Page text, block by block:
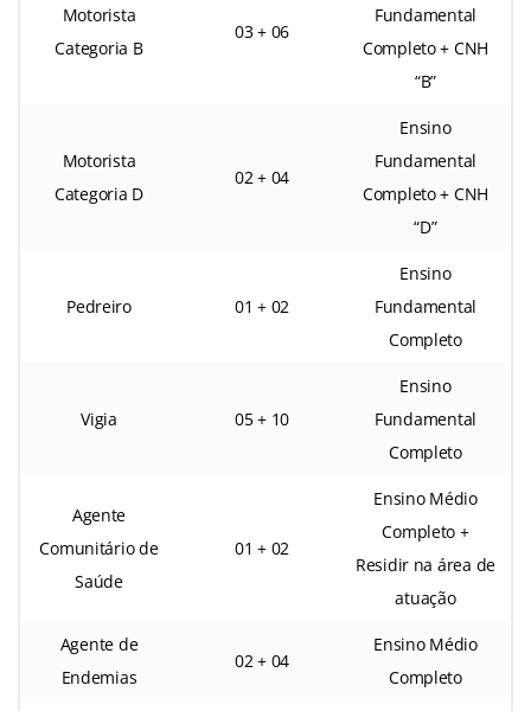
Motorista
Categoria B
03 + 06
Fundamental
Completo + CNH
“B”
Motorista
Categoria D
02 + 04
Ensino
Fundamental
Completo + CNH
“D”
Pedreiro 01 + 02
Ensino
Fundamental
Completo
Vigia 05 + 10
Ensino
Fundamental
Completo
Agente
Comunitário de
Saúde
01 + 02
Ensino Médio
Completo +
Residir na área de
atuação
Agente de
Endemias
02 + 04
Ensino Médio
Completo